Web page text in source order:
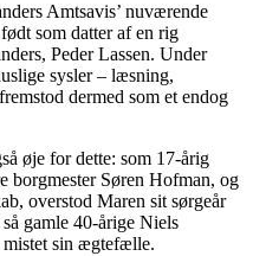
Amtsavis’ nuværende
som datter af en rig
Peder Lassen. Under
sysler – læsning,
dermed som et endog
øje for dette: som 17-årig
borgmester Søren Hofman, og
overstod Maren sit sørgeår
gamle 40-årige Niels
mistet sin ægtefælle.